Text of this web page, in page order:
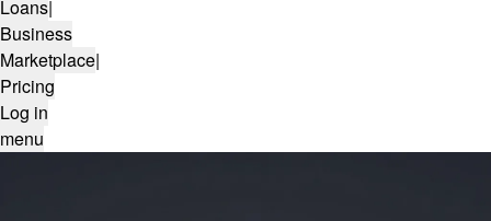
Loans|
Business
Marketplace|
Pricing
Log in
menu